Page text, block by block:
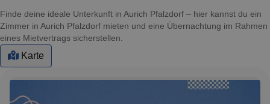
Finde deine ideale Unterkunft in Aurich Pfalzdorf – hier kannst du ein
Zimmer in Aurich Pfalzdorf mieten und eine Übernachtung im Rahmen
eines Mietvertrags sicherstellen.
Karte